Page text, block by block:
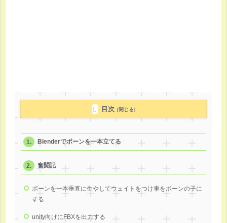
目次
Blenderでボーンを一本立てる
奮闘記
ボーンを一本垂直に生やしてウェイトをつけ車をボーンの子に
する
unity向けにFBXを出力する